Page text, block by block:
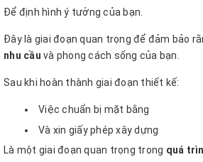
Để định hình ý tưởng của bạn.
Đây là giai đoạn quan trọng để đảm bảo
nhu cầu và phong cách sống của bạn.
Sau khi hoàn thành giai đoạn thiết kế:
Việc chuẩn bị mặt bằng
Và xin giấy phép xây dựng
Là một giai đoạn quan trọng trong quá